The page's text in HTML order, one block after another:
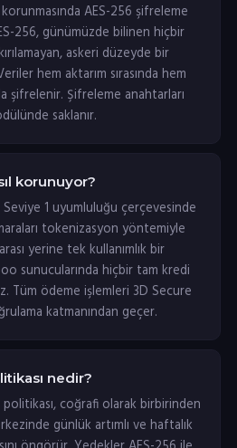
AES-256 şifreleme
256, günümüzde bilinen hiçbir
askeri düzeyde bir
hem aktarım sırasında hem
şifrelenir. Şifreleme anahtarları
saklanır.
korunuyor?
1 uyumluluğu çerçevesinde
tokenizasyon yöntemiyle
yerine tek kullanımlık bir
sunucularında hiçbir tam kredi
Tüm ödeme işlemleri 3D Secure
katmanından geçer.
nedir?
coğrafi olarak birbirinden
günlük artımlı ve haftalık